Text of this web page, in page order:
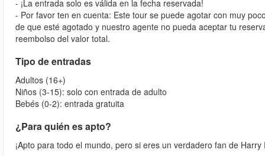
- ¡La entrada solo es válida en la fecha reservada!
- Por favor ten en cuenta: Este tour se puede agotar con muy
de que esté agotado y nuestro agente no pueda aceptar tu
reembolso del valor total.
Tipo de entradas
Adultos (16+)
Niños (3-15): solo con entrada de adulto
Bebés (0-2): entrada gratuita
¿Para quién es apto?
¡Apto para todo el mundo, pero si eres un verdadero fan de